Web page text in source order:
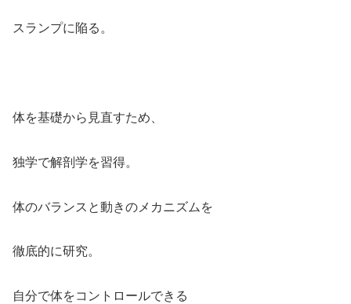
スランプに陥る。
体を基礎から見直すため、
独学で解剖学を習得。
体のバランスと動きのメカニズムを
徹底的に研究。
自分で体をコントロールできる